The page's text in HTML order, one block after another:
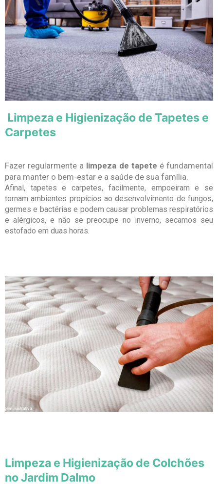
Limpeza e Higienização de Tapetes e
Carpetes
Fazer regularmente a limpeza de tapete é fundamental
para manter o bem-estar e a saúde de sua família.
Afinal, tapetes e carpetes, facilmente, empoeiram e se
tornam ambientes propícios ao desenvolvimento de fungos,
germes e bactérias e podem causar problemas respiratórios
e alérgicos, e não se preocupe no inverno, secamos seu
estofado em duas horas.
Limpeza e Higienização de Colchões
no Jardim Dalmo